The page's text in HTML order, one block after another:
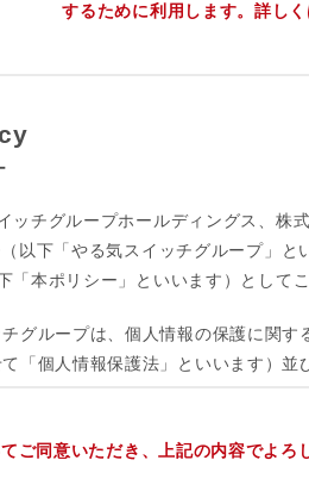
するために利用します。詳し
ご同意いただき、上記の内容でよ